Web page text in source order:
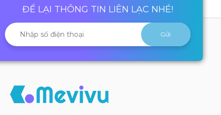
ĐỂ LẠI THÔNG TIN LIÊN LẠC NHÉ!